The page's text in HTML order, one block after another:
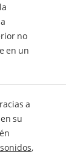
no
en un
a
su
,